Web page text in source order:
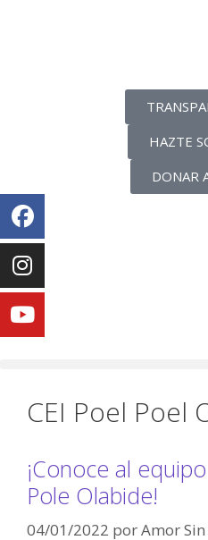
HAZTE
DONAR
CEI Poel Poel
¡Conoce al
Pole Olabide!
04/01/2022 porAmor